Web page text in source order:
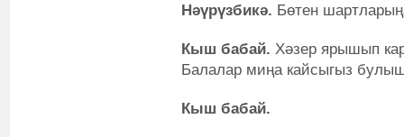
Нәүрүзбикә. Бөтен
Кыш бабай. Хәзер ярышып
Балалар миңа кайсыгыз
Кыш бабай.